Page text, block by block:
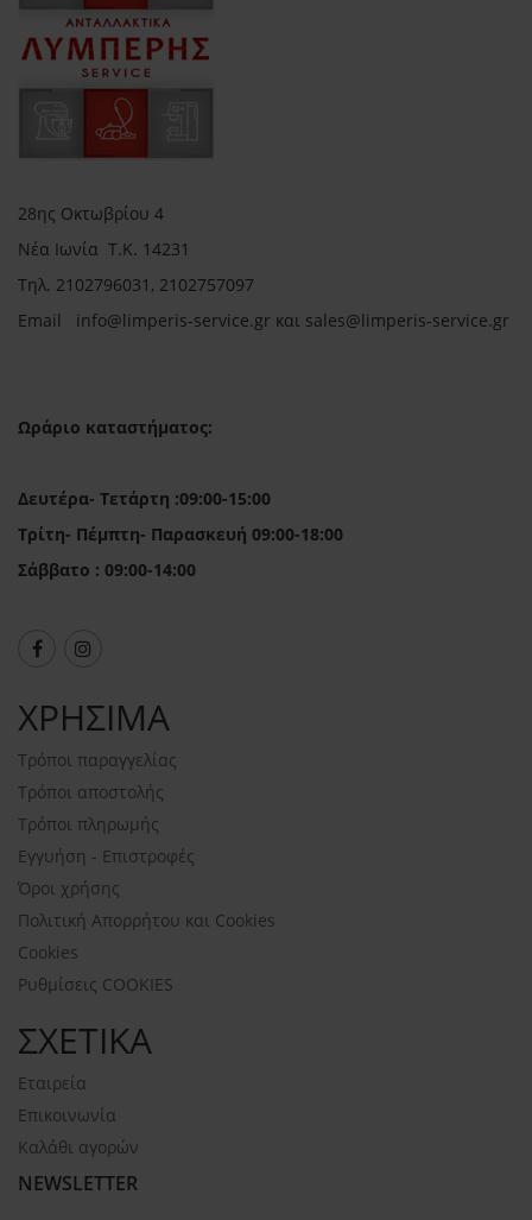
28ης Οκτωβρίου 4
Νέα Ιωνία Τ.Κ. 14231
Τηλ. 2102796031, 2102757097
Email info@limperis-service.gr και sales@limperis-service.gr
Ωράριο καταστήματος:
Δευτέρα- Τετάρτη :09:00-15:00
Τρίτη- Πέμπτη- Παρασκευή 09:00-18:00
Σάββατο : 09:00-14:00
ΧΡΗΣΙΜΑ
Τρόποι παραγγελίας
Τρόποι αποστολής
Τρόποι πληρωμής
Εγγυήση - Επιστροφές
Όροι χρήσης
Πολιτική Απορρήτου και Cookies
Cookies
Ρυθμίσεις COOKIES
ΣΧΕΤΙΚΑ
Εταιρεία
Επικοινωνία
Καλάθι αγορών
NEWSLETTER